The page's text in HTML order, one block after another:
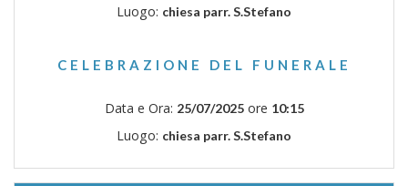
Luogo: chiesa parr. S.Stefano
CELEBRAZIONE DEL FUNERALE
Data e Ora: 25/07/2025ore 10:15
Luogo: chiesa parr. S.Stefano